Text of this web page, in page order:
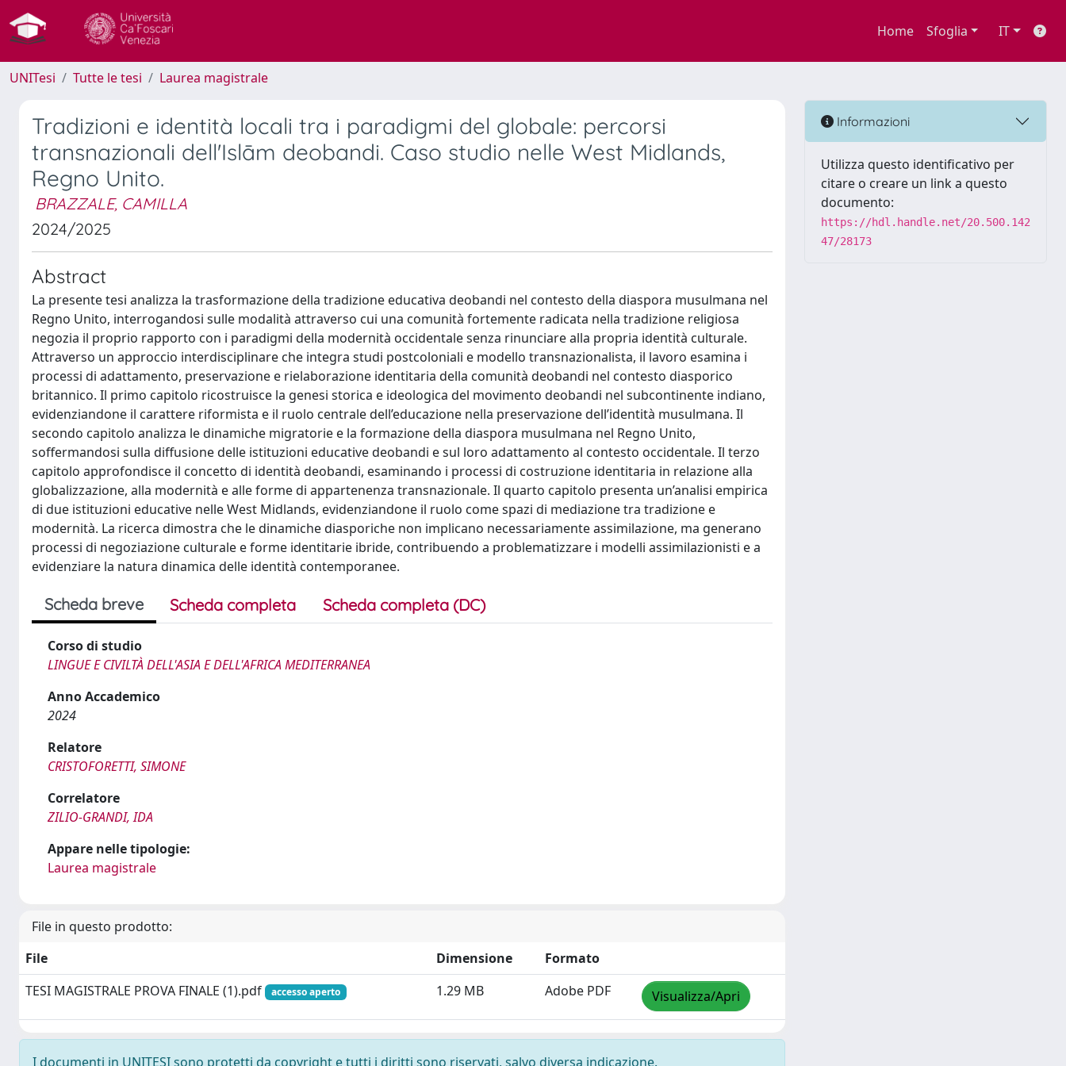
Home Sfoglia IT
UNITesi Tutte le tesi Laurea magistrale
Tradizioni e identità locali tra i paradigmi del globale: percorsi
transnazionali dell'Islām deobandi. Caso studio nelle West Midlands,
Regno Unito.
BRAZZALE, CAMILLA
2024/2025
Abstract
La presente tesi analizza la trasformazione della tradizione educativa deobandi nel contesto della diaspora musulmana nel
Regno Unito, interrogandosi sulle modalità attraverso cui una comunità fortemente radicata nella tradizione religiosa
negozia il proprio rapporto con i paradigmi della modernità occidentale senza rinunciare alla propria identità culturale.
Attraverso un approccio interdisciplinare che integra studi postcoloniali e modello transnazionalista, il lavoro esamina i
processi di adattamento, preservazione e rielaborazione identitaria della comunità deobandi nel contesto diasporico
britannico. Il primo capitolo ricostruisce la genesi storica e ideologica del movimento deobandi nel subcontinente indiano,
evidenziandone il carattere riformista e il ruolo centrale dell’educazione nella preservazione dell’identità musulmana. Il
secondo capitolo analizza le dinamiche migratorie e la formazione della diaspora musulmana nel Regno Unito,
soffermandosi sulla diffusione delle istituzioni educative deobandi e sul loro adattamento al contesto occidentale. Il terzo
capitolo approfondisce il concetto di identità deobandi, esaminando i processi di costruzione identitaria in relazione alla
globalizzazione, alla modernità e alle forme di appartenenza transnazionale. Il quarto capitolo presenta un’analisi empirica
di due istituzioni educative nelle West Midlands, evidenziandone il ruolo come spazi di mediazione tra tradizione e
modernità. La ricerca dimostra che le dinamiche diasporiche non implicano necessariamente assimilazione, ma generano
processi di negoziazione culturale e forme identitarie ibride, contribuendo a problematizzare i modelli assimilazionisti e a
evidenziare la natura dinamica delle identità contemporanee.
Scheda breve Scheda completa Scheda completa (DC)
Corso di studio
LINGUE E CIVILTÀ DELL'ASIA E DELL'AFRICA MEDITERRANEA
Anno Accademico
2024
Relatore
CRISTOFORETTI, SIMONE
Correlatore
ZILIO-GRANDI, IDA
Appare nelle tipologie:
Laurea magistrale
File in questo prodotto:
File
Dimensione
Formato
TESI MAGISTRALE PROVA FINALE (1).pdf
accesso aperto 1.29 MB Adobe PDF Visualizza/Apri
I documenti in UNITESI sono protetti da copyright e tutti i diritti sono riservati, salvo diversa indicazione.
Informazioni
Utilizza questo identificativo per
citare o creare un link a questo
documento:
https://hdl.handle.net/20.500.142
47/28173